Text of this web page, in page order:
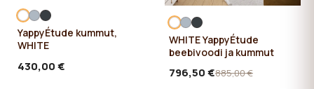
YappyÉtude kummut,
WHITE
430,00 €
WHITE YappyÉtude
beebivoodi ja kummut
796,50 €885,00 €